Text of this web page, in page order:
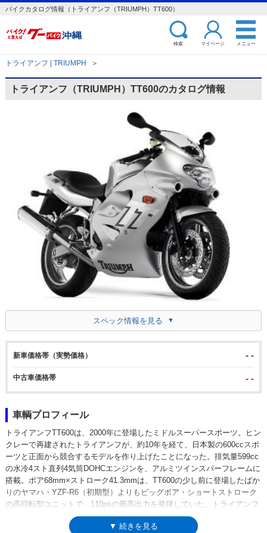
バイクカタログ情報（トライアンフ（TRIUMPH）TT600）
検索 マイページ メニュー
トライアンフ | TRIUMPH ＞
トライアンフ（TRIUMPH）TT600のカタログ情報
スペック情報を見る
新車価格帯（実勢価格） - -
中古車価格帯 - -
車輌プロフィール
トライアンフTT600は、2000年に登場したミドルスーパースポーツ。ヒン
クレーで再建されたトライアンフが、約10年を経て、日本製の600ccスポ
ーツと正面から競合するモデルを作り上げたことになった。排気量599cc
の水冷4スト直列4気筒DOHCエンジンを、アルミツインスパーフレームに
搭載。ボア68mm×ストローク41.3mmは、TT600の少し前に登場したばか
りのヤマハ・YZF-R6（初期型）よりもビッグボア・ショートストローク
の高回転型ユニットで、110psの最高出力を発揮していた。トライアンフ
の600ccスーパースポーツは、デイトナ600、デイトナ650（ともに4気
筒）を経て、3気筒のデイトナ675（2006年-）へと繋がっていった。
▼ 続きを見る